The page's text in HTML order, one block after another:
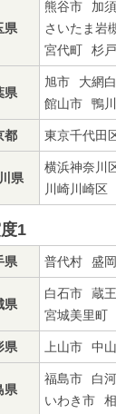
県
熊谷市 加
さいたま岩
宮代町
杉
県
旭市 大網
館山市
鴨
都 東京千代田
県
横浜神奈川
川崎川崎区
1
県 普代村 盛
県
白石市 蔵
宮城美里町
県 上山市 中
県
福島市 白
いわき市